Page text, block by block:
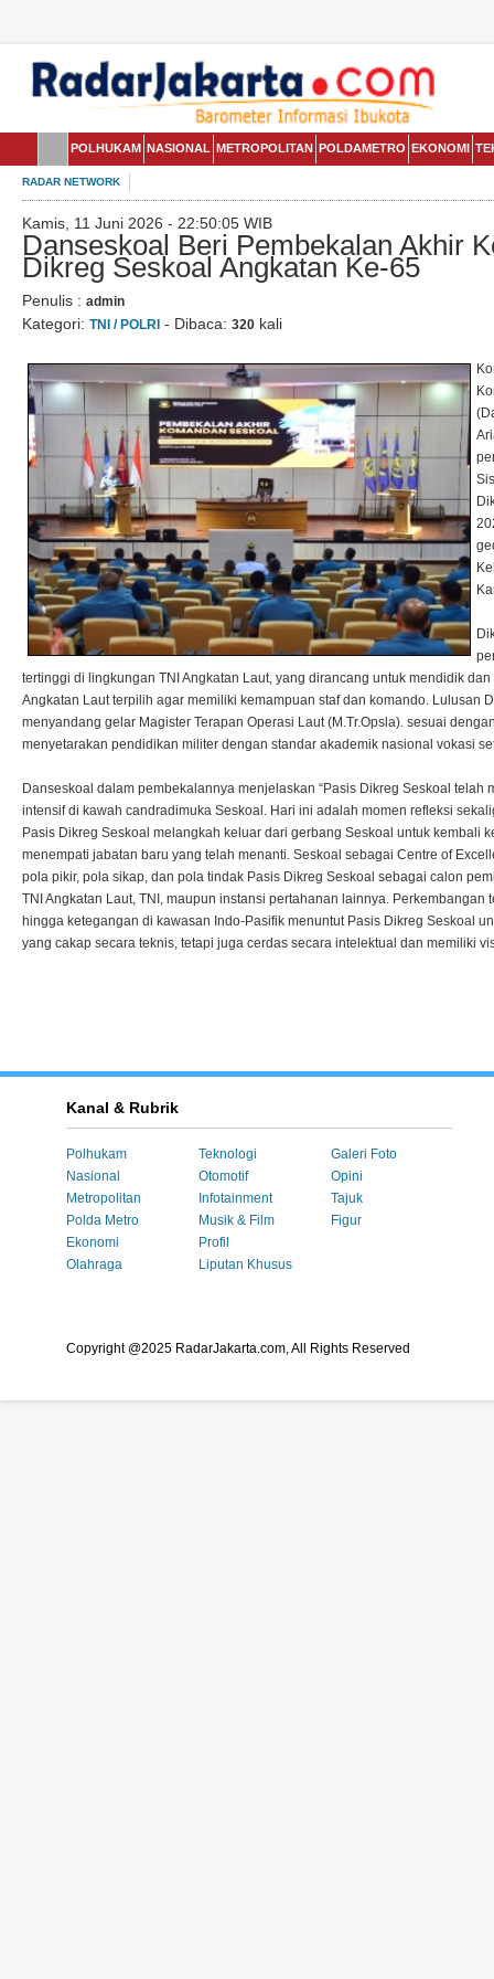
POLHUKAM NASIONAL METROPOLITAN POLDAMETRO EKONOMI
RADAR NETWORK
Kamis, 11 Juni 2026 - 22:50:05 WIB
Danseskoal Beri Pembekalan Akhir
Dikreg Seskoal Angkatan Ke-65
Penulis : admin
Kategori: TNI / POLRI - Dibaca: 320 kali
tertinggi di lingkungan TNI Angkatan Laut, yang dirancang untuk mendidik
Angkatan Laut terpilih agar memiliki kemampuan staf dan komando. Lulusan
menyandang gelar Magister Terapan Operasi Laut (M.Tr.Opsla). sesuai
menyetarakan pendidikan militer dengan standar akademik nasional vokasi
Danseskoal dalam pembekalannya menjelaskan “Pasis Dikreg Seskoal telah
intensif di kawah candradimuka Seskoal. Hari ini adalah momen refleksi
Pasis Dikreg Seskoal melangkah keluar dari gerbang Seskoal untuk kembali
menempati jabatan baru yang telah menanti. Seskoal sebagai Centre of
pola pikir, pola sikap, dan pola tindak Pasis Dikreg Seskoal sebagai calon
TNI Angkatan Laut, TNI, maupun instansi pertahanan lainnya. Perkembangan
hingga ketegangan di kawasan Indo-Pasifik menuntut Pasis Dikreg Seskoal
yang cakap secara teknis, tetapi juga cerdas secara intelektual dan memiliki
Kanal & Rubrik
Polhukam
Nasional
Metropolitan
Polda Metro
Ekonomi
Olahraga
Teknologi
Otomotif
Infotainment
Musik & Film
Profil
Liputan Khusus
Galeri Foto
Opini
Tajuk
Figur
Copyright @2025 RadarJakarta.com, All Rights Reserved